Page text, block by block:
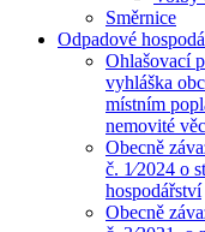
Směrnice
Odpadové
Ohlašovací
vyhláška
místním
nemovité
Obecně
č. 1⁄2024 o
hospodářství
Obecně